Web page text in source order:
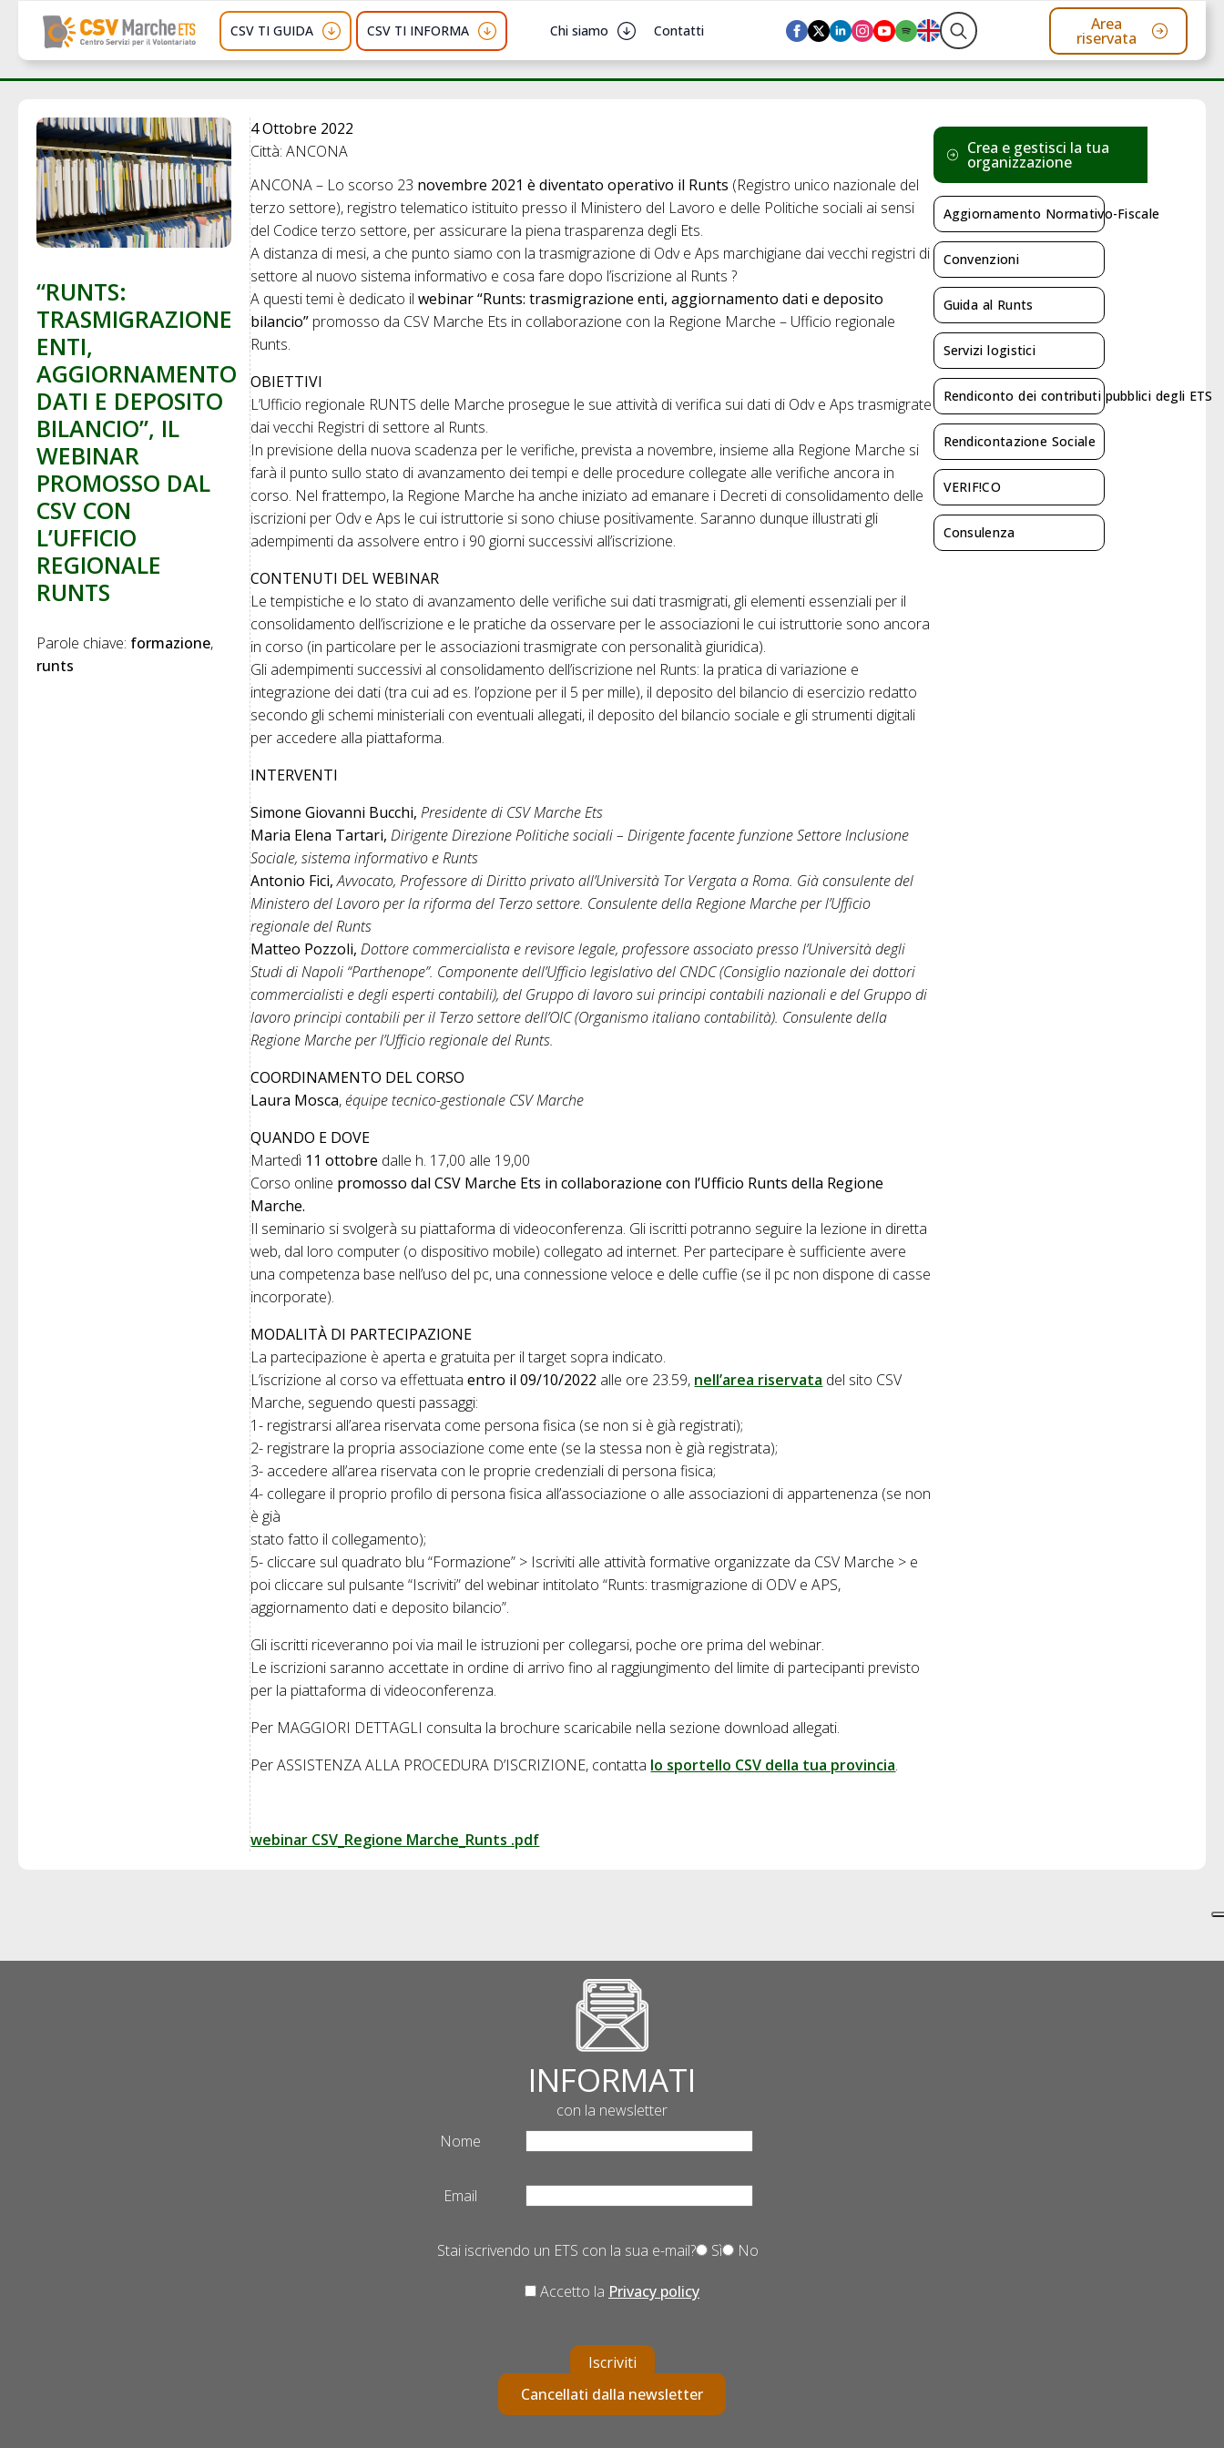
CSV TI GUIDA CSV TI INFORMA Chi siamo Contatti
Search
for:
Area
riservata
“RUNTS:
TRASMIGRAZIONE
ENTI,
AGGIORNAMENTO
DATI E DEPOSITO
BILANCIO”, IL
WEBINAR
PROMOSSO DAL
CSV CON
L’UFFICIO
REGIONALE
RUNTS
Parole chiave: formazione
runts
4 Ottobre 2022
Città: ANCONA
ANCONA – Lo scorso 23 novembre 2021 è diventato operativo il Runts (Registro unico nazionale del
terzo settore), registro telematico istituito presso il Ministero del Lavoro e delle Politiche sociali ai sensi
del Codice terzo settore, per assicurare la piena trasparenza degli Ets.
A distanza di mesi, a che punto siamo con la trasmigrazione di Odv e Aps marchigiane dai vecchi registri di
settore al nuovo sistema informativo e cosa fare dopo l’iscrizione al Runts ?
A questi temi è dedicato ilwebinar “Runts: trasmigrazione enti, aggiornamento dati e deposito
bilancio” promosso da CSV Marche Ets in collaborazione con la Regione Marche – Ufficio regionale
Runts.
OBIETTIVI
L’Ufficio regionale RUNTS delle Marche prosegue le sue attività di verifica sui dati di Odv e Aps trasmigrate
dai vecchi Registri di settore al Runts.
In previsione della nuova scadenza per le verifiche, prevista a novembre, insieme alla Regione Marche si
farà il punto sullo stato di avanzamento dei tempi e delle procedure collegate alle verifiche ancora in
corso. Nel frattempo, la Regione Marche ha anche iniziato ad emanare i Decreti di consolidamento delle
iscrizioni per Odv e Aps le cui istruttorie si sono chiuse positivamente. Saranno dunque illustrati gli
adempimenti da assolvere entro i 90 giorni successivi all’iscrizione.
CONTENUTI DEL WEBINAR
Le tempistiche e lo stato di avanzamento delle verifiche sui dati trasmigrati, gli elementi essenziali per il
consolidamento dell’iscrizione e le pratiche da osservare per le associazioni le cui istruttorie sono ancora
in corso (in particolare per le associazioni trasmigrate con personalità giuridica).
Gli adempimenti successivi al consolidamento dell’iscrizione nel Runts: la pratica di variazione e
integrazione dei dati (tra cui ad es. l’opzione per il 5 per mille), il deposito del bilancio di esercizio redatto
secondo gli schemi ministeriali con eventuali allegati, il deposito del bilancio sociale e gli strumenti digitali
per accedere alla piattaforma.
INTERVENTI
Simone Giovanni Bucchi,Presidente di CSV Marche Ets
Maria Elena Tartari,Dirigente Direzione Politiche sociali – Dirigente facente funzione Settore Inclusione
Sociale, sistema informativo e Runts
Antonio Fici,Avvocato, Professore di Diritto privato all’Università Tor Vergata a Roma. Già consulente del
Ministero del Lavoro per la riforma del Terzo settore. Consulente della Regione Marche per l’Ufficio
regionale del Runts
Matteo Pozzoli,Dottore commercialista e revisore legale, professore associato presso l’Università degli
Studi di Napoli “Parthenope”. Componente dell’Ufficio legislativo del CNDC (Consiglio nazionale dei dottori
commercialisti e degli esperti contabili), del Gruppo di lavoro sui principi contabili nazionali e del Gruppo di
lavoro principi contabili per il Terzo settore dell’OIC (Organismo italiano contabilità). Consulente della
Regione Marche per l’Ufficio regionale del Runts.
COORDINAMENTO DEL CORSO
Laura Mosca, équipe tecnico-gestionale CSV Marche
QUANDO E DOVE
Martedì 11 ottobre dalle h. 17,00 alle 19,00
Corso online promosso dal CSV Marche Ets in collaborazione con l’Ufficio Runts della Regione
Marche.
Il seminario si svolgerà su piattaforma di videoconferenza. Gli iscritti potranno seguire la lezione in diretta
web, dal loro computer (o dispositivo mobile) collegato ad internet. Per partecipare è sufficiente avere
una competenza base nell’uso del pc, una connessione veloce e delle cuffie (se il pc non dispone di casse
incorporate).
MODALITÀ DI PARTECIPAZIONE
La partecipazione è aperta e gratuita per il target sopra indicato.
L’iscrizione al corso va effettuataentro il 09/10/2022 alle ore 23.59, nell’area riservata del sito CSV
Marche, seguendo questi passaggi:
1- registrarsi all’area riservata come persona fisica (se non si è già registrati);
2- registrare la propria associazione come ente (se la stessa non è già registrata);
3- accedere all’area riservata con le proprie credenziali di persona fisica;
4- collegare il proprio profilo di persona fisica all’associazione o alle associazioni di appartenenza (se non
è già
stato fatto il collegamento);
5- cliccare sul quadrato blu “Formazione” > Iscriviti alle attività formative organizzate da CSV Marche > e
poi cliccare sul pulsante “Iscriviti” del webinar intitolato “Runts: trasmigrazione di ODV e APS,
aggiornamento dati e deposito bilancio”.
Gli iscritti riceveranno poi via mail le istruzioni per collegarsi, poche ore prima del webinar.
Le iscrizioni saranno accettate in ordine di arrivo fino al raggiungimento del limite di partecipanti previsto
per la piattaforma di videoconferenza.
Per MAGGIORI DETTAGLI consulta la brochure scaricabile nella sezione download allegati.
Per ASSISTENZA ALLA PROCEDURA D’ISCRIZIONE, contatta lo sportello CSV della tua provincia.
webinar CSV_Regione Marche_Runts .pdf
Crea e gestisci la tua
organizzazione
Aggiornamento Normativo-Fiscale
Convenzioni
Guida al Runts
Servizi logistici
Rendiconto dei contributi pubblici degli ETS
Rendicontazione Sociale
VERIF!CO
Consulenza
INFORMATI
con la newsletter
Nome
Email
Stai iscrivendo un ETS con la sua e-mail? Sì No
Accetto la Privacy policy
Iscriviti
Cancellati dalla newsletter